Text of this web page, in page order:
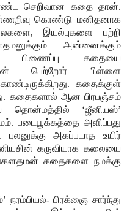
செறிவான கதை தான்.
கொண்டு மனிதனாக
இயல்புகளை பற்றி
அன்னைக்கும்
பிணைப்பு கதையை
பெற்றோர் பிள்ளை
கதைக்குள்
கதைகளால் ஆன பிரபஞ்சம்
தொன்மத்தில் ‘ஜீனியஸ்’
படைபூக்கத்தை அளிப்பது
அகப்படாத உயிர்
கருவியாக கலையை
கௌதமன் கதைகளை நமக்கு
நரம்பியல்- பிரக்ஞை சார்ந்து